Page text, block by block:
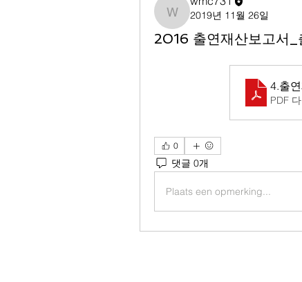
wmc731
2019년 11월 26일
2016 출연재산보고서_
4.출
PDF
0
댓글 0개
Plaats een opmerking...